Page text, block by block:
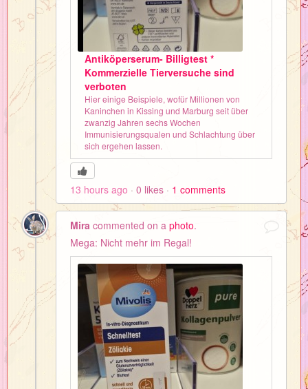
Antiköperserum- Billigtest *
Kommerzielle Tierversuche sind
verboten
Hier einige Beispiele, wofür Millionen von
Kaninchen in Kissing und Marburg seit über
zwanzig Jahren sechs Wochen
Immunisierungsqualen und Schlachtung über
sich ergehen lassen.
13 hours ago 0 likes 1 comments
Mira commented on a photo.
Mega: Nicht mehr im Regal!